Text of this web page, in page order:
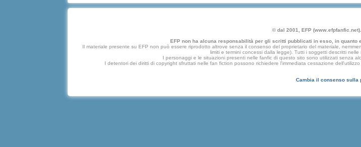
© dal 2001, EFP
EFP non ha alcuna responsabilità per gli scritti pubblicati in esso, in
Il materiale presente su EFP non può essere riprodotto altrove senza il consenso del proprietario del materiale,
limiti e termini concessi dalla legge). Tutti i soggetti descritti
I personaggi e le situazioni presenti nelle fanfic di questo sito sono utilizzati senza
I detentori dei diritti di copyright sfruttati nelle fan fiction possono richiedere l'immediata cessazione
Cambia il consenso sulla